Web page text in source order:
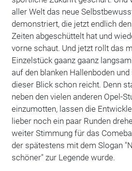
aller Welt das neue
demonstriert, die jetzt endlich
Zeiten abgeschüttelt hat und
vorne schaut. Und jetzt rollt das
Einzelstück gaanz gaanz
auf den blanken Hallenboden
dieser Blick schon reicht. Denn
neben den vielen anderen Opel-
einzumotten, lassen die
lieber noch ein paar Runden
weiter Stimmung für das
der spätestens mit dem Slogan
schöner" zur Legende wurde.